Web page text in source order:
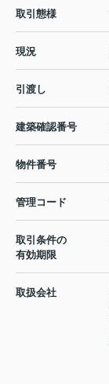
取引態様
現況
引渡し
建築確認番号
物件番号
管理コード
取引条件の
有効期限
取扱会社